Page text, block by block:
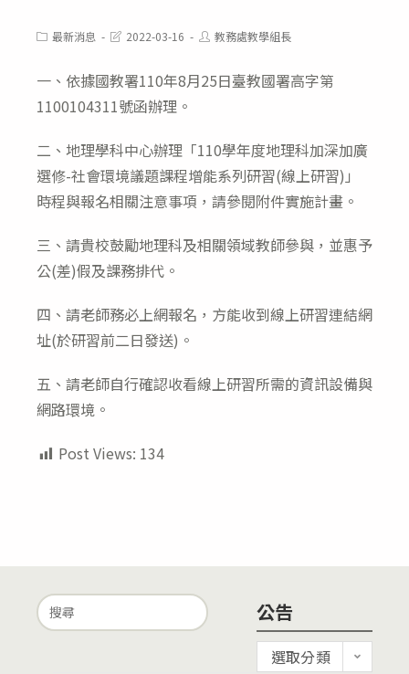
Post最新消息
Post2022-03-16
Post教務處教學組長
一、依據國教署110年8月25日臺教國署高字第
1100104311號函辦理。
二、地理學科中心辦理「110學年度地理科加深加廣
選修-社會環境議題課程增能系列研習(線上研習)」
時程與報名相關注意事項，請參閱附件實施計畫。
三、請貴校鼓勵地理科及相關領域教師參與，並惠予
公(差)假及課務排代。
四、請老師務必上網報名，方能收到線上研習連結網
址(於研習前二日發送)。
五、請老師自行確認收看線上研習所需的資訊設備與
網路環境。
Post Views: 134
Search
for:
公告
選取分類